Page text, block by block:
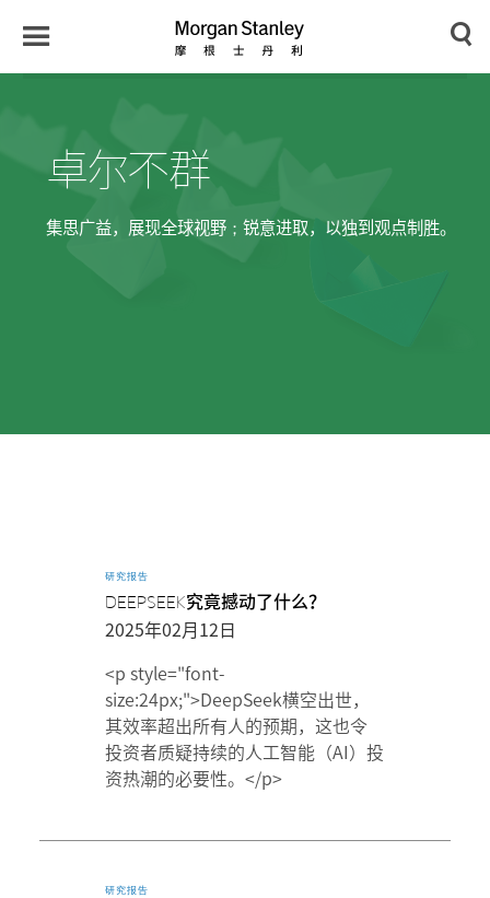
Morgan Search
卓尔不群
集思广益，展现全球视野；锐意进取，以独到观点制胜。
研究报告
DEEPSEEK究竟撼动了什么？
2025年02月12日
<p style="font-
size:24px;">DeepSeek横空出世，
其效率超出所有人的预期，这也令
投资者质疑持续的人工智能（AI）投
资热潮的必要性。</p>
研究报告